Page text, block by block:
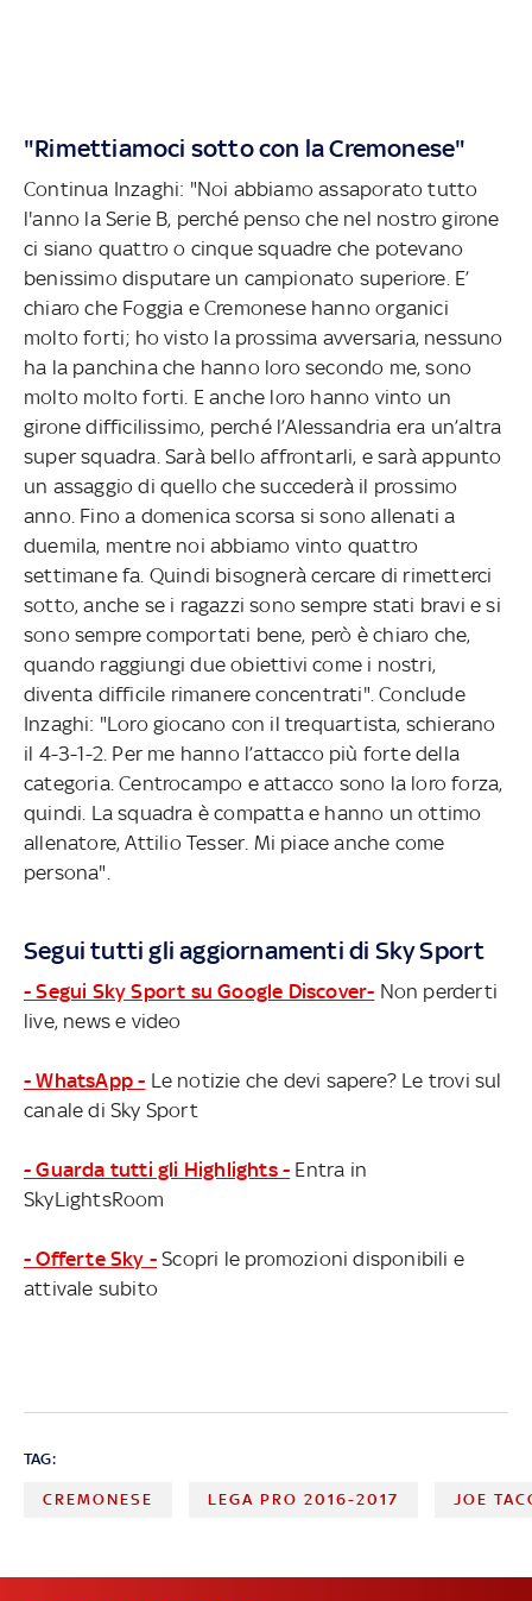
"Rimettiamoci sotto con la Cremonese"
Continua Inzaghi: "Noi abbiamo assaporato tutto
l'anno la Serie B, perché penso che nel nostro girone
ci siano quattro o cinque squadre che potevano
benissimo disputare un campionato superiore. E’
chiaro che Foggia e Cremonese hanno organici
molto forti; ho visto la prossima avversaria, nessuno
ha la panchina che hanno loro secondo me, sono
molto molto forti. E anche loro hanno vinto un
girone difficilissimo, perché l’Alessandria era un’altra
super squadra. Sarà bello affrontarli, e sarà appunto
un assaggio di quello che succederà il prossimo
anno. Fino a domenica scorsa si sono allenati a
duemila, mentre noi abbiamo vinto quattro
settimane fa. Quindi bisognerà cercare di rimetterci
sotto, anche se i ragazzi sono sempre stati bravi e si
sono sempre comportati bene, però è chiaro che,
quando raggiungi due obiettivi come i nostri,
diventa difficile rimanere concentrati". Conclude
Inzaghi: "Loro giocano con il trequartista, schierano
il 4-3-1-2. Per me hanno l’attacco più forte della
categoria. Centrocampo e attacco sono la loro forza,
quindi. La squadra è compatta e hanno un ottimo
allenatore, Attilio Tesser. Mi piace anche come
persona".
Segui tutti gli aggiornamenti di Sky Sport
- Segui Sky Sport su Google Discover- Non perderti
live, news e video
- WhatsApp - Le notizie che devi sapere? Le trovi sul
canale di Sky Sport
- Guarda tutti gli Highlights - Entra in
SkyLightsRoom
- Offerte Sky - Scopri le promozioni disponibili e
attivale subito
TAG:
CREMONESE LEGA PRO 2016-2017 JOE